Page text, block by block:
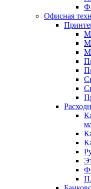
Офисная